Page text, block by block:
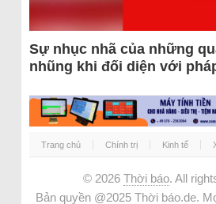
Sự nhục nhã của những
nhũng khi đối diện với
Trang chủ Chính trị Kinh tế
© 2026 Thời báo. All
Bản quyền @2025 Thời báo.de.